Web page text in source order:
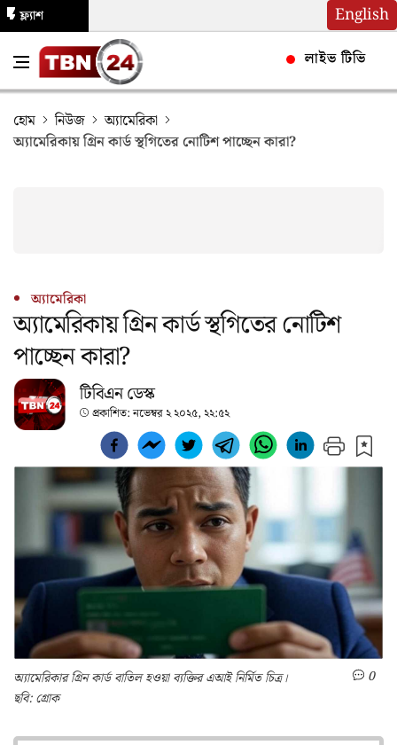
English
ফ্ল্যাশ
লাইভ টিভি
হোম নিউজ
অ্যামেরিকা
অ্যামেরিকায় গ্রিন কার্ড স্থগিতের নোটিশ পাচ্ছেন কারা?
অ্যামেরিকা
অ্যামেরিকায় গ্রিন কার্ড স্থগিতের নোটিশ
পাচ্ছেন কারা?
টিবিএন ডেস্ক
প্রকাশিত:নভেম্বর ২ ২০২৫, ২২:৫২
অ্যামেরিকার গ্রিন কার্ড বাতিল হওয়া ব্যক্তির এআই নির্মিত চিত্র।
ছবি: গ্রোক
0